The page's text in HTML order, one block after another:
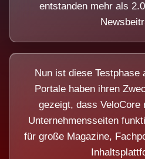
entstanden mehr als
Nun ist diese Testphase
Portale haben ihren
gezeigt, dass VeloCore
Unternehmensseiten
für große Magazine,